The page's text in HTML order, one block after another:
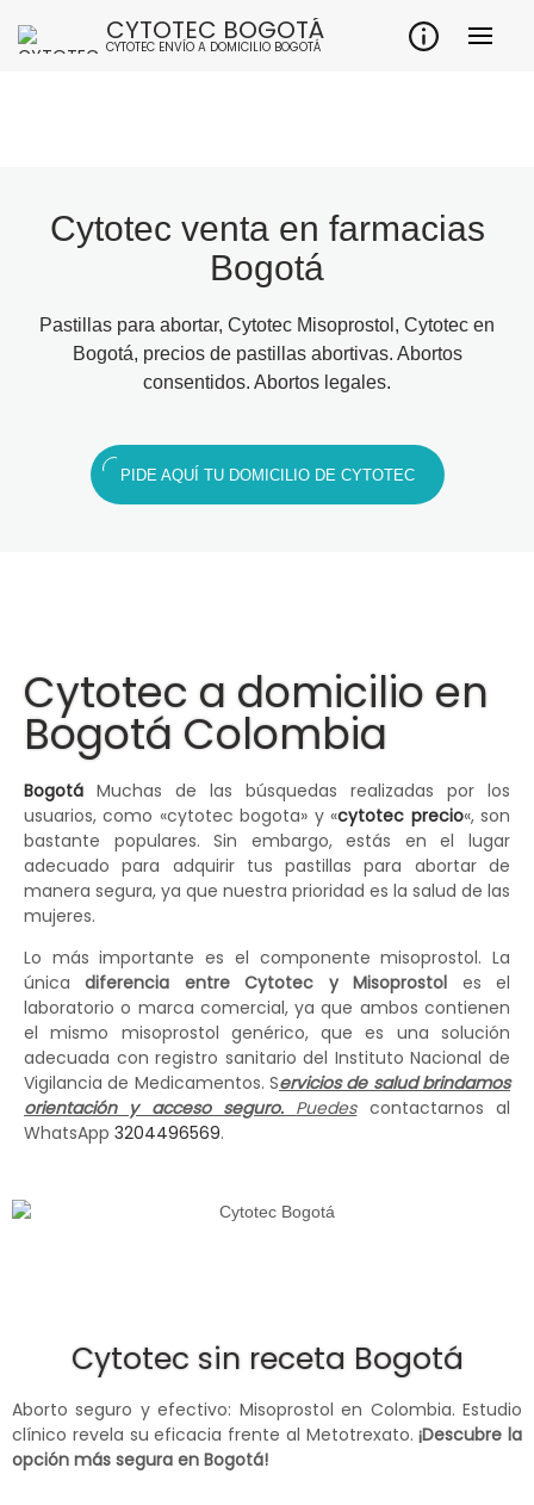
CYTOTEC BOGOTÁ
CYTOTEC ENVÍO A DOMICILIO BOGOTÁ
Cytotec venta en farmacias
Bogotá
Pastillas para abortar, Cytotec Misoprostol, Cytotec en
Bogotá, precios de pastillas abortivas. Abortos
consentidos. Abortos legales.
PIDE AQUÍ TU DOMICILIO DE CYTOTEC
Cytotec a domicilio en
Bogotá Colombia
Bogotá Muchas de las búsquedas realizadas por los
usuarios, como «cytotec bogota» y «cytotec precio«, son
bastante populares. Sin embargo, estás en el lugar
adecuado para adquirir tus pastillas para abortar de
manera segura, ya que nuestra prioridad es la salud de las
mujeres.
Lo más importante es el componente misoprostol. La
únicadiferencia entre Cytotec y Misoprostol es el
laboratorio o marca comercial, ya que ambos contienen
el mismo misoprostol genérico, que es una solución
adecuada con registro sanitario del Instituto Nacional de
Vigilancia de Medicamentos. Servicios de salud brindamos
orientación y acceso seguro. Puedescontactarnos al
WhatsApp 3204496569.
Cytotec sin receta Bogotá
Aborto seguro y efectivo: Misoprostol en Colombia. Estudio
clínico revela su eficacia frente al Metotrexato.¡Descubre la
opción más segura en Bogotá!